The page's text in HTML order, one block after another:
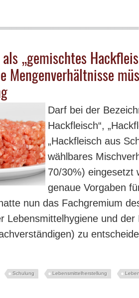
„gemischtes
Mengenverhältnisse
Darf bei der
Hackfleisch“,
„Hackfleisch aus
wählbares
70/30%) eingesetzt
genaue Vorgaben
nun das Fachgremium
Lebensmittelhygiene und
zu
Schulung Lebensmittelherstellung